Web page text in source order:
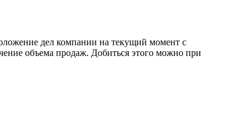
дел компании на текущий момент с
объема продаж. Добиться этого можно при